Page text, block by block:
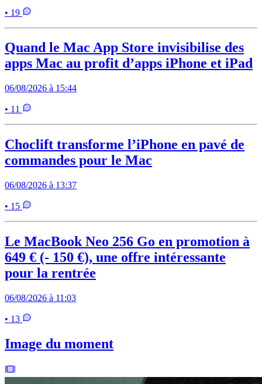
• 19
Quand le Mac App Store invisibilise des
apps Mac au profit d’apps iPhone et iPad
06/08/2026 à 15:44
• 11
Choclift transforme l’iPhone en pavé de
commandes pour le Mac
06/08/2026 à 13:37
• 15
Le MacBook Neo 256 Go en promotion à
649 € (- 150 €), une offre intéressante
pour la rentrée
06/08/2026 à 11:03
• 13
Image du moment